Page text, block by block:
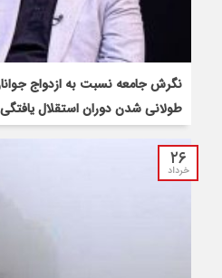
نگرش جامعه نسبت به ازدواج
طولانی شدن دوران استقلال
۲۶
خرداد